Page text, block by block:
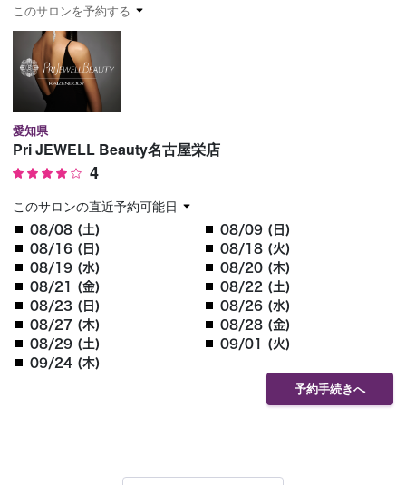
このサロンを予約する
愛知県
Pri JEWELL Beauty名古屋栄店
4
このサロンの直近予約可能日
08/08 (土)
08/09 (日)
08/16 (日)
08/18 (火)
08/19 (水)
08/20 (木)
08/21 (金)
08/22 (土)
08/23 (日)
08/26 (水)
08/27 (木)
08/28 (金)
08/29 (土)
09/01 (火)
09/24 (木)
予約手続きへ